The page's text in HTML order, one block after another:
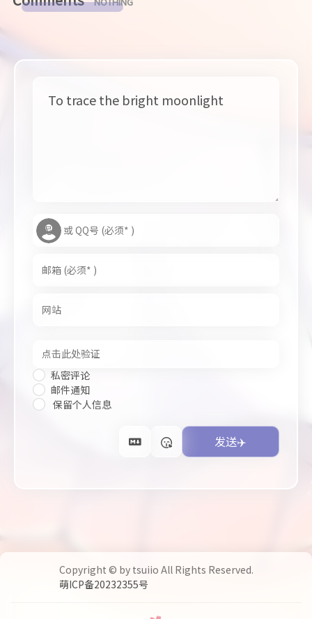
To trace the bright moonlight
私密评论
邮件通知
保留个人信息
Copyright © by tsuiio All Rights Reserved.
萌ICP备20232355号